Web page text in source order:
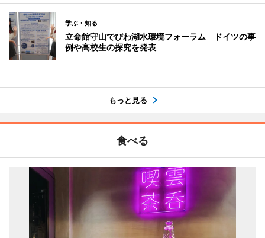
学ぶ・知る
立命館守山でびわ湖水環境フォーラム ドイツの事
例や高校生の探究を発表
もっと見る
食べる